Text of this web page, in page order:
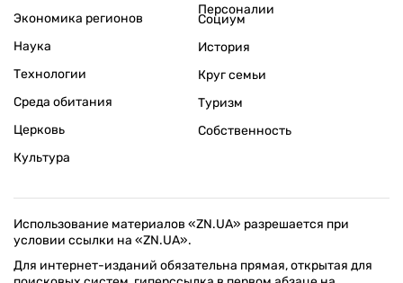
Экономика регионов
Персоналии
Наука
Технологии
Среда обитания
Церковь
Культура
Социум
История
Круг семьи
Туризм
Собственность
Использование материалов «ZN.UA» разрешается при
условии ссылки на «ZN.UA».
Для интернет-изданий обязательна прямая, открытая для